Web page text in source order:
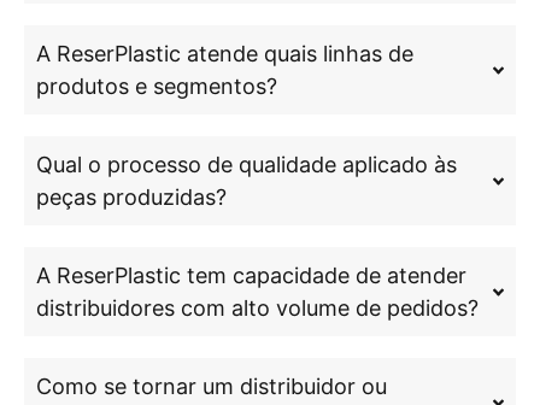
A ReserPlastic atende quais linhas de
produtos e segmentos?
Qual o processo de qualidade aplicado às
peças produzidas?
A ReserPlastic tem capacidade de atender
distribuidores com alto volume de pedidos?
Como se tornar um distribuidor ou